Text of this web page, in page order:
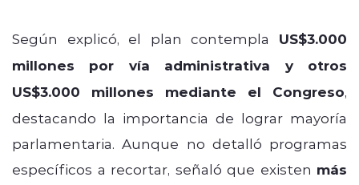
Según explicó, el plan contempla US$3.000
millones por vía administrativa y otros
US$3.000 millones mediante el Congreso,
destacando la importancia de lograr mayoría
parlamentaria. Aunque no detalló programas
específicos a recortar, señaló que existen más